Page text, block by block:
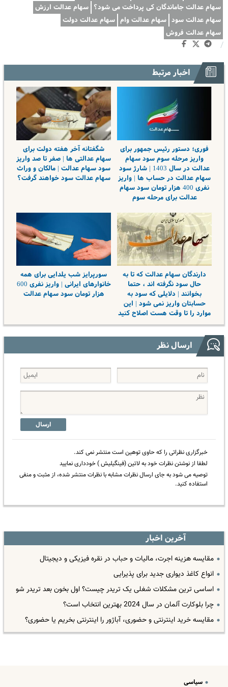
سهام عدالت جاماندگان کی پرداخت می شود؟ سهام عدالت ارزش
سهام عدالت سود سهام عدالت وام سهام عدالت دولت
سهام عدالت فروش
/
اخبار مرتبط
فوری؛ دستور رئیس جمهور برای
واریز مرحله سوم سود سهام
عدالت در سال 1403 | شارژ سود
سهام عدالت در حساب ها | واریز
نفری 400 هزار تومان سود سهام
عدالت برای مرحله سوم
شگفتانه آخر هفته دولت برای
سهام عدالتی ها | صفر تا صد واریز
سود سهام عدالت | مالکان و وراث
سهام عدالت سود خواهند گرفت؟
دارندگان سهام عدالت که تا به
حال سود نگرفته اند ، حتما
بخوانند | دلایلی که سود به
حسابتان واریز نمی شود | این
موارد را تا وقت هست اصلاح کنید
سورپرایز شب یلدایی برای همه
خانوارهای ایرانی | واریز نفری 600
هزار تومان سود سهام عدالت
ارسال نظر
ارسال
خبرگزاری نظراتی را که حاوی توهین است منتشر نمی کند.
لطفا از نوشتن نظرات خود به لاتین (فینگیلیش ) خودداری نمایید
توصیه می شود به جای ارسال نظرات مشابه با نظرات منتشر شده، از مثبت و منفی
استفاده کنید.
آخرین اخبار
مقایسه هزینه اجرت، مالیات و حباب در نقره فیزیکی و دیجیتال
انواع کاغذ دیواری جدید برای پذیرایی
اساسی ترین مشکلات شغلی یک تریدر چیست؟ اول بخون بعد تریدر شو
چرا بلوکارت آلمان در سال 2024 بهترین انتخاب است؟
مقایسه خرید اینترنتی و حضوری، آباژور را اینترنتی بخریم یا حضوری؟
سیاسی